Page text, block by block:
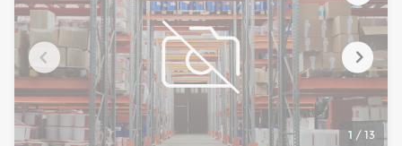
- Type de bail : Commercial
- Durée : 3/6/9 ans
- Fiscalité : TVA
- Indice : ICC
- Indexation : Annuelle
- Dépôt de garantie : 3 mois
- Loyers et charges : Trimestriels et d'avance
1 / 13